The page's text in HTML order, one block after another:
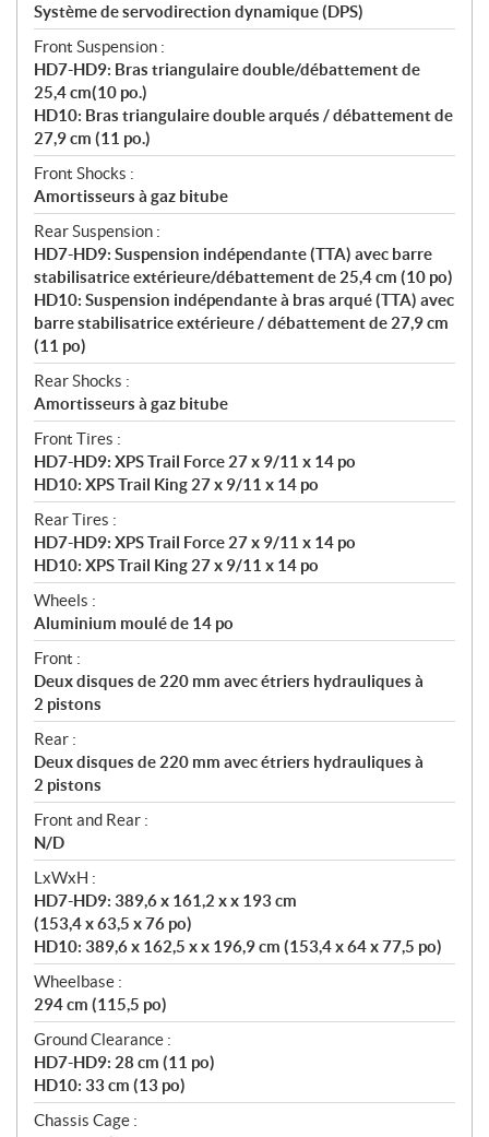
Système de servodirection dynamique (DPS)
Front Suspension :
HD7-HD9: Bras triangulaire double/débattement de
25,4 cm(10 po.)
HD10: Bras triangulaire double arqués / débattement de
27,9 cm (11 po.)
Front Shocks :
Amortisseurs à gaz bitube
Rear Suspension :
HD7-HD9: Suspension indépendante (TTA) avec barre
stabilisatrice extérieure/débattement de 25,4 cm (10 po)
HD10: Suspension indépendante à bras arqué (TTA) avec
barre stabilisatrice extérieure / débattement de 27,9 cm
(11 po)
Rear Shocks :
Amortisseurs à gaz bitube
Front Tires :
HD7-HD9: XPS Trail Force 27 x 9/11 x 14 po
HD10: XPS Trail King 27 x 9/11 x 14 po
Rear Tires :
HD7-HD9: XPS Trail Force 27 x 9/11 x 14 po
HD10: XPS Trail King 27 x 9/11 x 14 po
Wheels :
Aluminium moulé de 14 po
Front :
Deux disques de 220 mm avec étriers hydrauliques à
2 pistons
Rear :
Deux disques de 220 mm avec étriers hydrauliques à
2 pistons
Front and Rear :
N/D
LxWxH :
HD7-HD9: 389,6 x 161,2 x x 193 cm
(153,4 x 63,5 x 76 po)
HD10: 389,6 x 162,5 x x 196,9 cm (153,4 x 64 x 77,5 po)
Wheelbase :
294 cm (115,5 po)
Ground Clearance :
HD7-HD9: 28 cm (11 po)
HD10: 33 cm (13 po)
Chassis Cage :